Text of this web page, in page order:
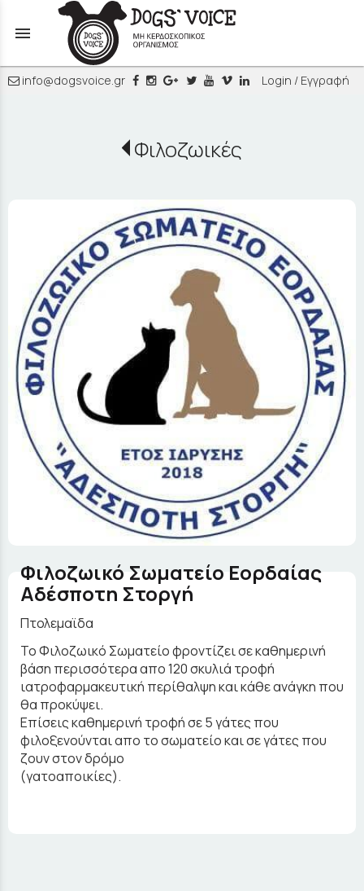
menu
info@dogsvoice.gr Login / Εγγραφή
Φιλοζωικές
Φιλοζωικό Σωματείο Εορδαίας
Αδέσποτη Στοργή
Πτολεμαϊδα
Το Φιλοζωικό Σωματείο φροντίζει σε καθημερινή
βάση περισσότερα απο 120 σκυλιά τροφή
ιατροφαρμακευτική περίθαλψη και κάθε ανάγκη που
θα προκύψει.
Επίσεις καθημερινή τροφή σε 5 γάτες που
φιλοξενούνται απο το σωματείο και σε γάτες που
ζουν στον δρόμο
(γατοαποικίες).